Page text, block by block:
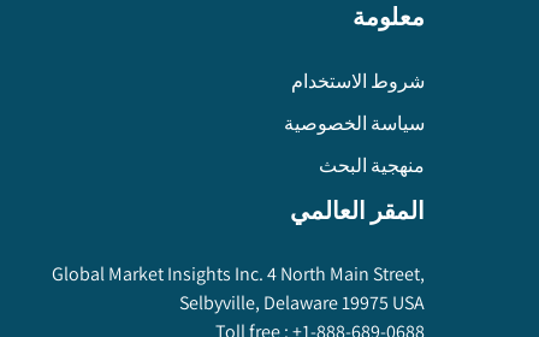
معلومة
شروط الاستخدام
سياسة الخصوصية
منهجية البحث
المقر العالمي
Global Market Insights Inc. 4 North Main Street,
Selbyville, Delaware 19975 USA